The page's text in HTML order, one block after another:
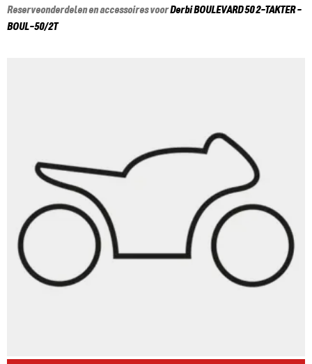
Reserveonderdelen en accessoires voorDerbiBOULEVARD 50 2-TAKTER -
BOUL-50/2T